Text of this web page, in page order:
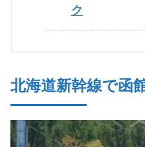
ク
北海道新幹線で函